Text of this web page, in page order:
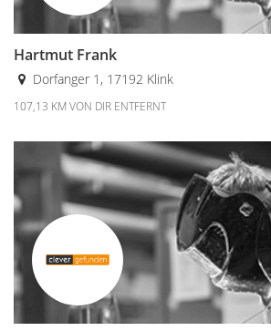
Hartmut Frank
Dorfanger 1, 17192 Klink
107,13 KM VON DIR ENTFERNT